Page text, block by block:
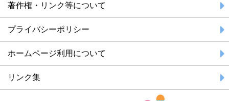
著作権・リンク等について
プライバシーポリシー
ホームページ利用について
リンク集